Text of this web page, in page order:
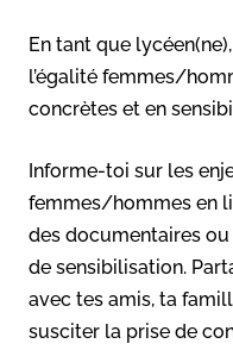
En tant que
l’égalité femmes/
concrètes et en
Informe-toi sur les
femmes/hommes en
des documentaires
de sensibilisation.
avec tes amis, ta
susciter la prise de